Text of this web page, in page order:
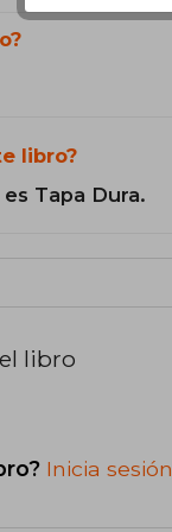
libro?
Tapa Dura.
libro
Inicia sesión